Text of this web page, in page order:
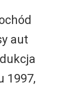
aut
1997,